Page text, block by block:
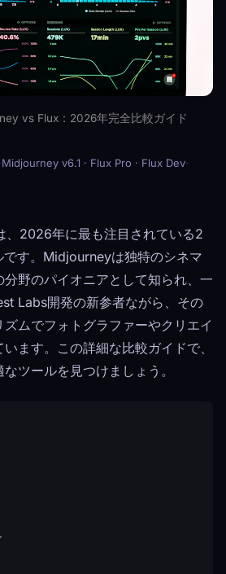
vs Flux：2026年完全比較ガイド
·Midjourney v6.1 · Flux Pro · Flux Dev·
2026年に最も注目されている2
す。Midjourneyは独特のシネマ
野のパイオニアとして知られ、一
Labs開発の新参者ながら、その
ムでフォトグラファーやクリエイ
ます。この詳細な比較ガイドで、
ツールを見つけましょう。